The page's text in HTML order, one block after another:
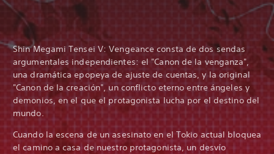
Shin Megami Tensei V: Vengeance consta de dos sendas
argumentales independientes: el "Canon de la venganza",
una dramática epopeya de ajuste de cuentas, y la original
"Canon de la creación", un conflicto eterno entre ángeles y
demonios, en el que el protagonista lucha por el destino del
mundo.
Cuando la escena de un asesinato en el Tokio actual bloquea
el camino a casa de nuestro protagonista, un desvío